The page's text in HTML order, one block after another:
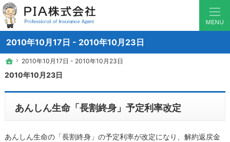
2010年10月17日 - 2010年10月23日
少数から1000戸越えのマンションまで対応！マンション管理組合保険のことなら
マンション管理組合の保険なら神奈川県横浜の保険のソムリエ PIA
ホーム
2010年10月17日 - 2010年10月23日
2010年10月23日
あんしん生命「長割終身」予定利率改定
あんしん生命の「長割終身」の予定利率が改定になり、解約返戻金
ホーム
2010年10月17日 - 2010年10月23日